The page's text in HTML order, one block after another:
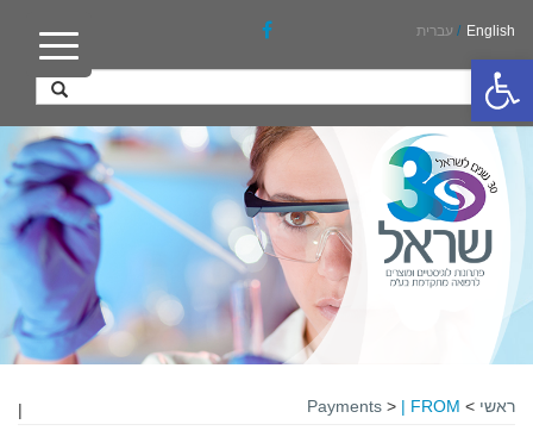
פתח סרגל נגישות
English
/ עברית
ראשי >
Payments > | FROM
|